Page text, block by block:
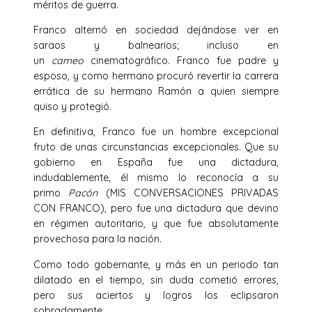
méritos de guerra.
Franco alternó en sociedad dejándose ver en
saraos y balnearios; incluso en
un cameo cinematográfico. Franco fue padre y
esposo, y como hermano procuró revertir la carrera
errática de su hermano Ramón a quien siempre
quiso y protegió.
En definitiva, Franco fue un hombre excepcional
fruto de unas circunstancias excepcionales. Que su
gobierno en España fue una dictadura,
indudablemente, él mismo lo reconocía a su
primo Pacón(MIS CONVERSACIONES PRIVADAS
CON FRANCO), pero fue una dictadura que devino
en régimen autoritario, y que fue absolutamente
provechosa para la nación.
Como todo gobernante, y más en un periodo tan
dilatado en el tiempo, sin duda cometió errores,
pero sus aciertos y logros los eclipsaron